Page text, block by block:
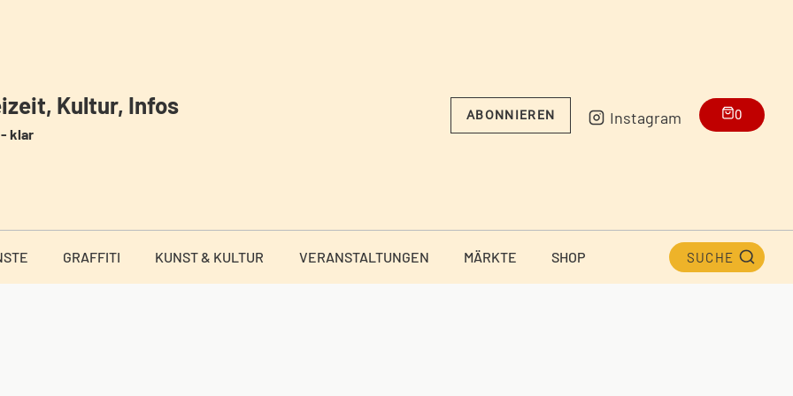
Kultur, Infos
klar
ABONNIEREN Instagram 0
GRAFFITI KUNST & KULTUR VERANSTALTUNGEN MÄRKTE SHOP SUCHE